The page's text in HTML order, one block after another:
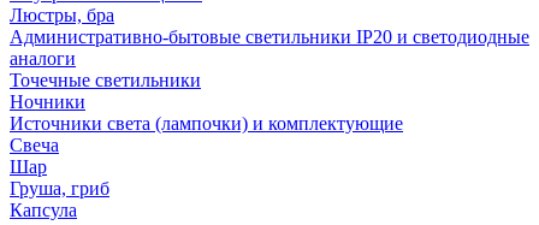
Люстры, бра
Административно-бытовые светильники IP20 и светодиодные
аналоги
Точечные светильники
Ночники
Источники света (лампочки) и комплектующие
Свеча
Шар
Груша, гриб
Капсула